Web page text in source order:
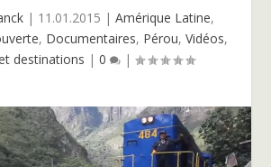
| 11.01.2015 | Amérique Latine,
, Documentaires, Pérou, Vidéos,
destinations | 0 |